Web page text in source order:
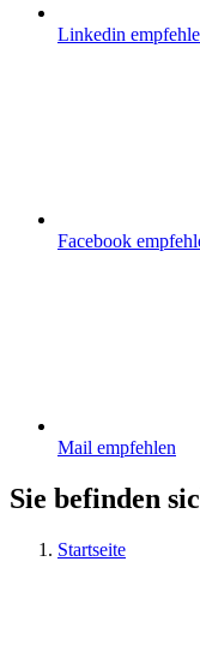
Linkedin
Facebook
Mail empfehlen
Sie befinden
Startseite